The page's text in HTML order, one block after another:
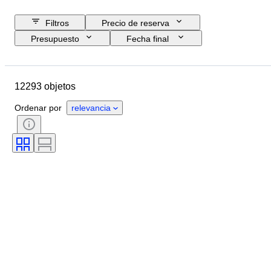
Filtros
Precio de reserva
Presupuesto
Fecha final
Longitud de la correa del reloj
País de origen
Género
Estado
Certificado
Idioma
12293 objetos
Ordenar por relevancia